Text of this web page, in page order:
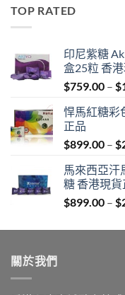
TOP RATED
印尼紫糖
盒25粒 香
$759.00 – $
悍馬紅糖彩
正品
$899.00 – $
馬來西亞汗
糖 香港現貨
$899.00 – $
關於我們